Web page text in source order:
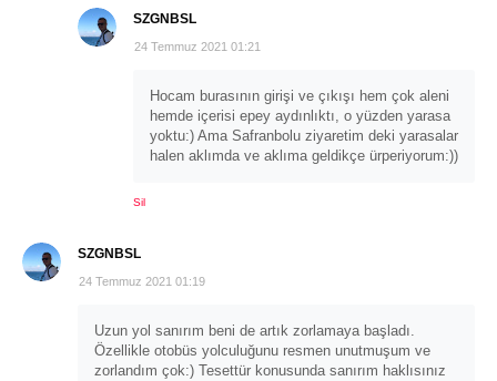
SZGNBSL
24 Temmuz 2021 01:21
Hocam burasının girişi ve çıkışı hem çok aleni
hemde içerisi epey aydınlıktı, o yüzden yarasa
yoktu:) Ama Safranbolu ziyaretim deki yarasalar
halen aklımda ve aklıma geldikçe ürperiyorum:))
Sil
SZGNBSL
24 Temmuz 2021 01:19
Uzun yol sanırım beni de artık zorlamaya başladı.
Özellikle otobüs yolculuğunu resmen unutmuşum ve
zorlandım çok:) Tesettür konusunda sanırım haklısınız